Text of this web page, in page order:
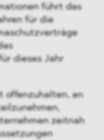
führt das
für die
dieses Jahr
offenzuhalten, an
zeitnah